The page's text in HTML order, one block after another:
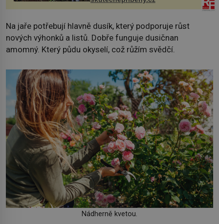
Na jaře potřebují hlavně dusík, který podporuje růst
nových výhonků a listů. Dobře funguje dusičnan
amomný. Který půdu okyselí, což růžím svědčí.
Nádherně kvetou.